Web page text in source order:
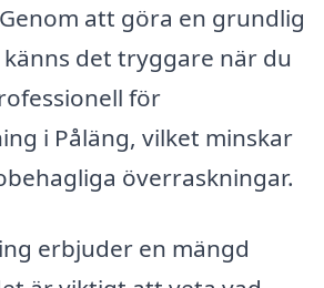
Genom att göra en grundlig
det tryggare när du
för
i Påläng, vilket minskar
överraskningar.
erbjuder en mängd